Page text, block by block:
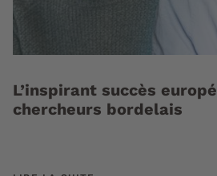
L’inspirant succès
chercheurs bordelais